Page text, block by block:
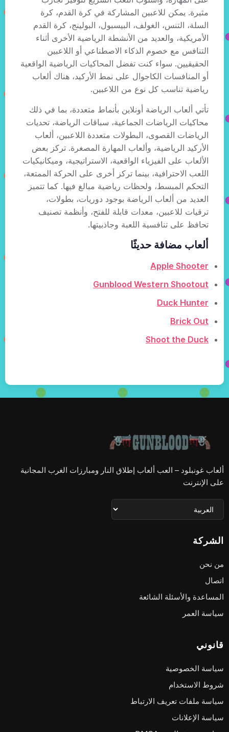
مثيرة. يمكن للاعبين المشاركة في كرة القدم، كرة
السلة، التنس، الغولف، البيسبول، البولينج، كرة القدم
الأمريكية، والعديد من الأنشطة الرياضية الأخرى أثناء
التنافس مع خصوم الذكاء الاصطناعي أو اللاعبين
الحقيقيين. سواء كنت تفضل المحاكيات الرياضية الواقعية
أو المنافسات الكاجوال على نمط الأركيد، هناك ألعاب
رياضية تناسب كل نوع من اللاعبين.
تأتي ألعاب الرياضة أونلاين بأنماط متعددة، بما في ذلك
محاكيات الرياضات الجماعية، سباقات الرياضة، تحديات
الرياضات القصوى، البطولات متعددة اللاعبين، ألعاب
الأركيد الرياضية، وألعاب المهارة المصغرة. تركز بعض
الألعاب على الفيزياء الواقعية، الاستراتيجية، وميكانيكيات
اللعب الاحترافية، بينما تركز أخرى على الحركة الممتعة،
التحكم المبسط، ولحظات رياضية مبالغ فيها. كما تتميز
العديد من ألعاب الرياضة بوجود دوريات، بطولات،
ترقيات للاعبين، معدات قابلة للفتح، وأنظمة تصنيف
تحافظ على تنافسية اللعبة وجاذبيتها.
ألعاب مضافة حديثًا
Apple Shooter
Gunblood Western Shootout
Duck Hunter
Brick Out
Shoot the Duck
ألعاب غونبلود – العب ألعاب إطلاق النار ومبارزات الغرب المجانية
على الإنترنت
الشركة
من نحن
اتصال
المساعدة والأسئلة الشائعة
سياسة العمر
قانوني
سياسة الخصوصية
شروط الاستخدام
سياسة ملفات تعريف الارتباط
سياسة الإعلانات